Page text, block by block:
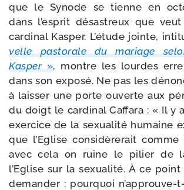
que le Synode se tienne en
dans l’esprit désas­treux que
car­di­nal Kasper. L’étude jointe,
velle pas­to­rale du mariage
Kasper», montre les lourdes
dans son expo­sé. Ne pas les
à lais­ser une porte ouverte aux
du doigt le car­di­nal Caffara : « Il y
exer­cice de la sexua­li­té humaine
que l’Eglise consi­dè­re­rait
avec cela on ruine le pilier de
l’Eglise sur la sexua­li­té. À ce
deman­der : pour­quoi n’approuve-